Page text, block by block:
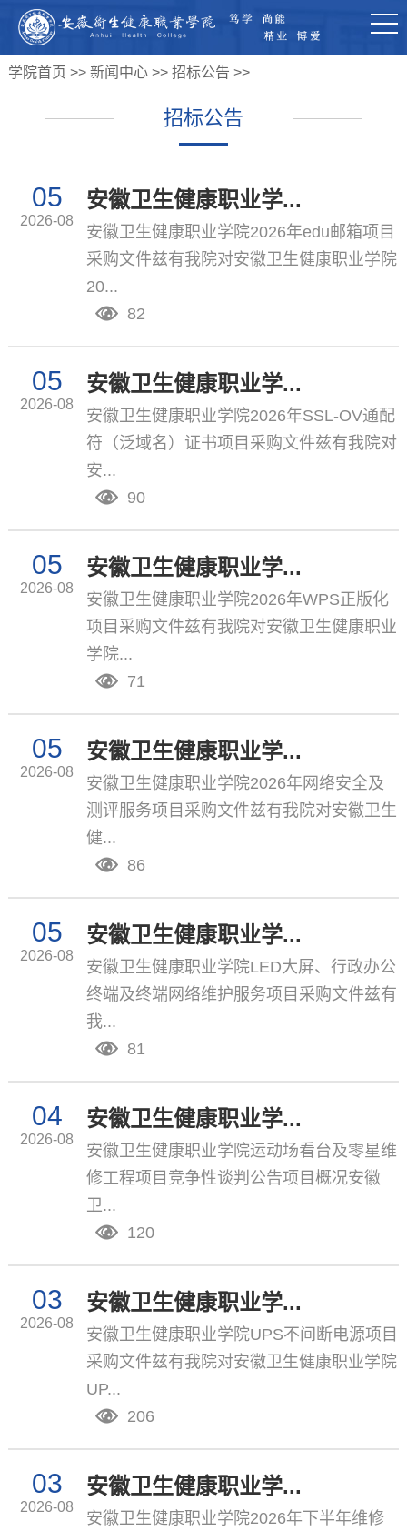
学院首页 >> 新闻中心>> 招标公告 >>
招标公告
05
2026-08
安徽卫生健康职业学...
安徽卫生健康职业学院2026年edu邮箱项目
采购文件兹有我院对安徽卫生健康职业学院
20...
82
05
2026-08
安徽卫生健康职业学...
安徽卫生健康职业学院2026年SSL-OV通配
符（泛域名）证书项目采购文件兹有我院对
安...
90
05
2026-08
安徽卫生健康职业学...
安徽卫生健康职业学院2026年WPS正版化
项目采购文件兹有我院对安徽卫生健康职业
学院...
71
05
2026-08
安徽卫生健康职业学...
安徽卫生健康职业学院2026年网络安全及
测评服务项目采购文件兹有我院对安徽卫生
健...
86
05
2026-08
安徽卫生健康职业学...
安徽卫生健康职业学院LED大屏、行政办公
终端及终端网络维护服务项目采购文件兹有
我...
81
04
2026-08
安徽卫生健康职业学...
安徽卫生健康职业学院运动场看台及零星维
修工程项目竞争性谈判公告项目概况安徽
卫...
120
03
2026-08
安徽卫生健康职业学...
安徽卫生健康职业学院UPS不间断电源项目
采购文件兹有我院对安徽卫生健康职业学院
UP...
206
03
2026-08
安徽卫生健康职业学...
安徽卫生健康职业学院2026年下半年维修